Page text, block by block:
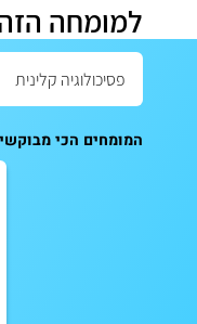
למומחה
המומחים הכי